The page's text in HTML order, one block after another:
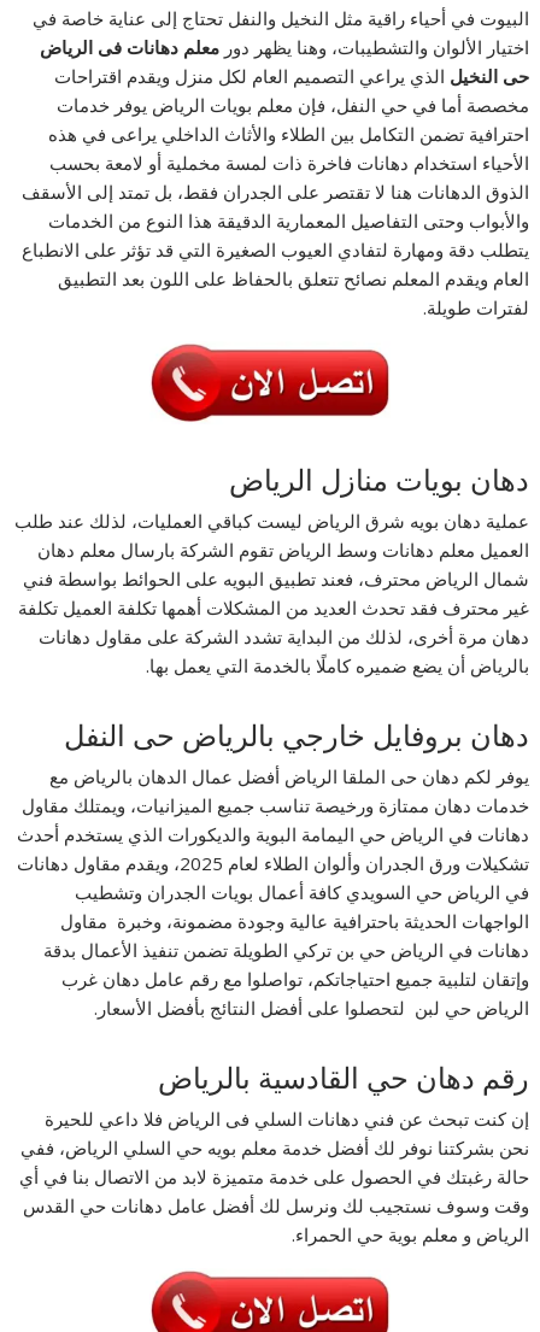
البيوت في أحياء راقية مثل النخيل والنفل تحتاج إلى عناية خاصة في
اختيار الألوان والتشطيبات، وهنا يظهر دور معلم دهانات فى الرياض
حى النخيل الذي يراعي التصميم العام لكل منزل ويقدم اقتراحات
مخصصة أما في حي النفل، فإن معلم بويات الرياض يوفر خدمات
احترافية تضمن التكامل بين الطلاء والأثاث الداخلي يراعى في هذه
الأحياء استخدام دهانات فاخرة ذات لمسة مخملية أو لامعة بحسب
الذوق الدهانات هنا لا تقتصر على الجدران فقط، بل تمتد إلى الأسقف
والأبواب وحتى التفاصيل المعمارية الدقيقة هذا النوع من الخدمات
يتطلب دقة ومهارة لتفادي العيوب الصغيرة التي قد تؤثر على الانطباع
العام ويقدم المعلم نصائح تتعلق بالحفاظ على اللون بعد التطبيق
لفترات طويلة.
دهان بويات منازل الرياض
عملية دهان بويه شرق الرياض ليست كباقي العمليات، لذلك عند طلب
العميل معلم دهانات وسط الرياض تقوم الشركة بارسال معلم دهان
شمال الرياض محترف، فعند تطبيق البويه على الحوائط بواسطة فني
غير محترف فقد تحدث العديد من المشكلات أهمها تكلفة العميل تكلفة
دهان مرة أخرى، لذلك من البداية تشدد الشركة على مقاول دهانات
بالرياض أن يضع ضميره كاملًا بالخدمة التي يعمل بها.
دهان بروفايل خارجي بالرياض حى النفل
يوفر لكم دهان حى الملقا الرياض أفضل عمال الدهان بالرياض مع
خدمات دهان ممتازة ورخيصة تناسب جميع الميزانيات، ويمتلك مقاول
دهانات في الرياض حي اليمامة البوية والديكورات الذي يستخدم أحدث
تشكيلات ورق الجدران وألوان الطلاء لعام 2025، ويقدم مقاول دهانات
في الرياض حي السويدي كافة أعمال بويات الجدران وتشطيب
الواجهات الحديثة باحترافية عالية وجودة مضمونة، وخبرة مقاول
دهانات في الرياض حي بن تركي الطويلة تضمن تنفيذ الأعمال بدقة
وإتقان لتلبية جميع احتياجاتكم، تواصلوا مع رقم عامل دهان غرب
الرياض حي لبن لتحصلوا على أفضل النتائج بأفضل الأسعار.
رقم دهان حي القادسية بالرياض
إن كنت تبحث عن فني دهانات السلي فى الرياض فلا داعي للحيرة
نحن بشركتنا نوفر لك أفضل خدمة معلم بويه حي السلي الرياض، ففي
حالة رغبتك في الحصول على خدمة متميزة لابد من الاتصال بنا في أي
وقت وسوف نستجيب لك ونرسل لك أفضل عامل دهانات حي القدس
الرياض و معلم بوية حي الحمراء.